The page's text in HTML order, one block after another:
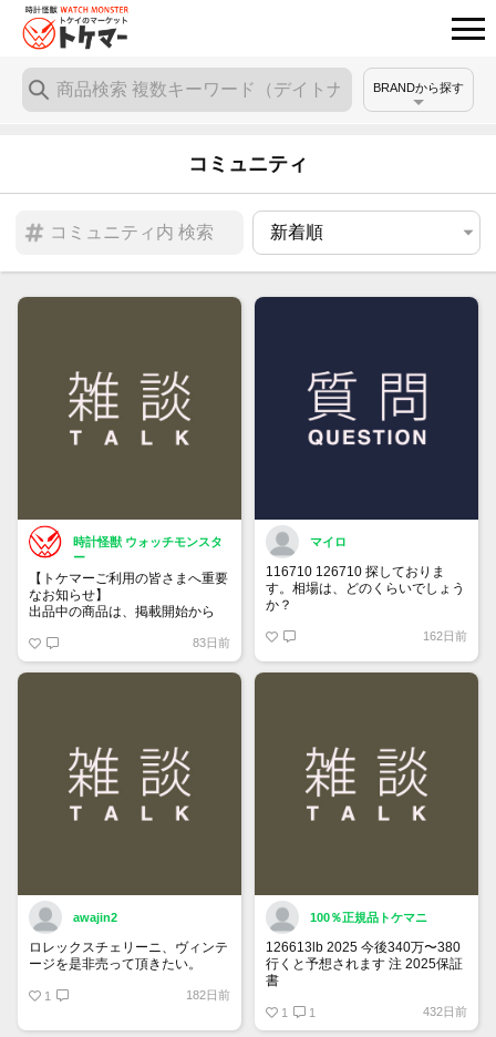
BRANDから探す
コミュニティ
時計怪獣 ウォッチモンスタ
ー
【トケマーご利用の皆さまへ重要
なお知らせ】
出品中の商品は、掲載開始から
「下書き」へ戻ります。
トップページでお気に入り登録が
83日前
マイロ
116710 126710 探しておりま
す。相場は、どのくらいでしょう
か？
162日前
awajin2
ロレックスチェリーニ、ヴィンテ
ージを是非売って頂きたい。
1 182日前
100％正規品トケマニ
126613lb 2025 今後340万〜380
行くと予想されます 注 2025保証
書
2025/ @Watch_Monster_より
1 1 432日前